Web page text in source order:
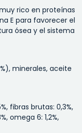
rico en proteínas
E para favorecer el
ósea y el sistema
minerales, aceite
fibras brutas: 0,3%,
omega 6: 1,2%,